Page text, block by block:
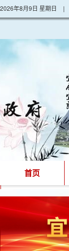
2026年8月9日 星期日 |
首页